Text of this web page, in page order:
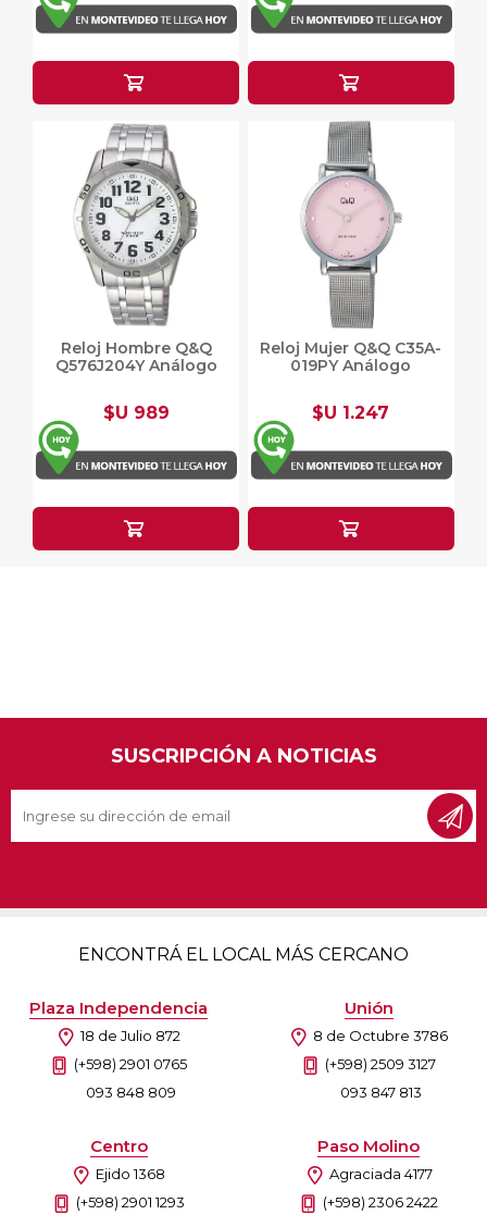
Reloj Hombre Q&Q
Q576J204Y Análogo
$U 989
Reloj Mujer Q&Q C35A-
019PY Análogo
$U 1.247
SUSCRIPCIÓN A NOTICIAS
ENCONTRÁ EL LOCAL MÁS CERCANO
Plaza Independencia
18 de Julio 872
(+598) 2901 0765
093 848 809
Unión
8 de Octubre 3786
(+598) 2509 3127
093 847 813
Centro
Ejido 1368
(+598) 2901 1293
Paso Molino
Agraciada 4177
(+598) 2306 2422